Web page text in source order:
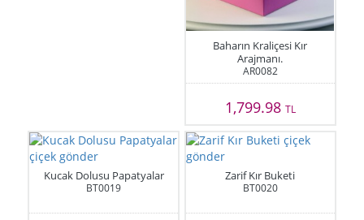
Baharın Kraliçesi Kır
Arajmanı.
AR0082
1,799.98 TL
Kucak Dolusu Papatyalar
BT0019
Zarif Kır Buketi
BT0020